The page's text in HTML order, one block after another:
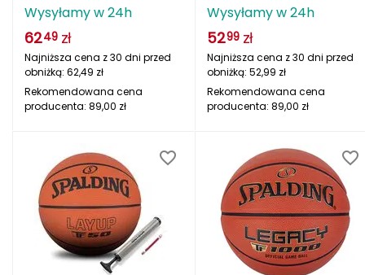
Dolomite
ENERO
ENERO CAMP
ENERO PRO
VARSITY TF-150 LOGO
FIBA
Wysyłamy w 24h
6249 zł
Najniższa cena z 30 dni przed
obniżką: 62,49 zł
Rekomendowana cena
producenta: 89,00 zł
Wysyłamy w 24h
5299 zł
Najniższa cena z 30 dni przed
obniżką: 52,99 zł
Rekomendowana cena
producenta: 89,00 zł